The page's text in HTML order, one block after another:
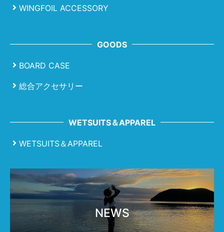
WINGFOIL ACCESSORY
GOODS
BOARD CASE
総合アクセサリー
WETSUITS＆APPAREL
WETSUITS＆APPAREL
NEWS